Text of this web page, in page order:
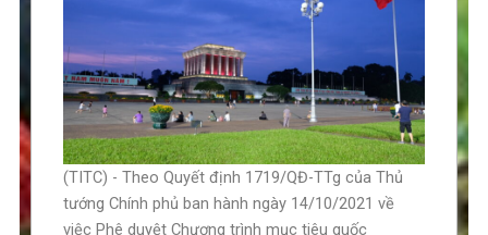
(TITC) - Theo Quyết định 1719/QĐ-TTg của Thủ
tướng Chính phủ ban hành ngày 14/10/2021 về
việc Phê duyệt Chương trình mục tiêu quốc